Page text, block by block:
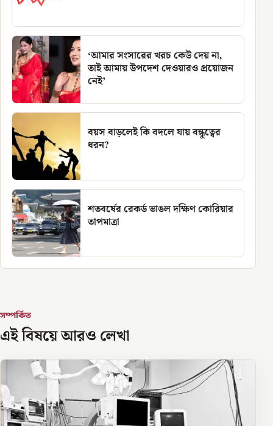
‘আমার সংসারের খরচ কেউ দেয় না,
তাই আমায় উপদেশ দেওয়ারও প্রয়োজন
নেই’
বয়স বাড়লেই কি বদলে যায় বন্ধুত্বের
ধরন?
শতবর্ষের রেকর্ড ভাঙল দক্ষিণ কোরিয়ার
তাপমাত্রা
সম্পর্কিত
এই বিষয়ে আরও লেখা